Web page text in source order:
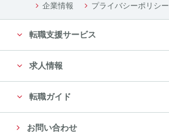
企業情報 プライバシーポリシー
転職支援サービス
求人情報
転職ガイド
お問い合わせ